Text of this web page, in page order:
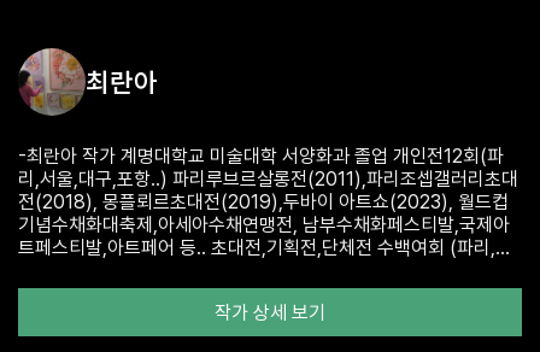
최란아
-최란아 작가 계명대학교 미술대학 서양화과 졸업 개인전12회(파
리,서울,대구,포항..) 파리루브르살롱전(2011),파리조셉갤러리초대
전(2018), 몽플뢰르초대전(2019),두바이 아트쇼(2023), 월드컵
기념수채화대축제,아세아수채연맹전, 남부수채화페스티발,국제아
트페스티발,아트페어 등.. 초대전,기획전,단체전 수백여회 (파리,두
원,광주,포항..다수) 대한민국미술대전(수채화부분) ,나혜석여성미
술대전 및 기타 공모전 입상 다수 대한민국미술대전(구상) 심사위원
엮임(2020),한국여류수채화가협회 부회장(2020~2022) 現~한
작가 상세 보기